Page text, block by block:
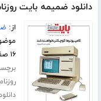
دانلود ضمیمه بایت
از:
۱۶ صفحه